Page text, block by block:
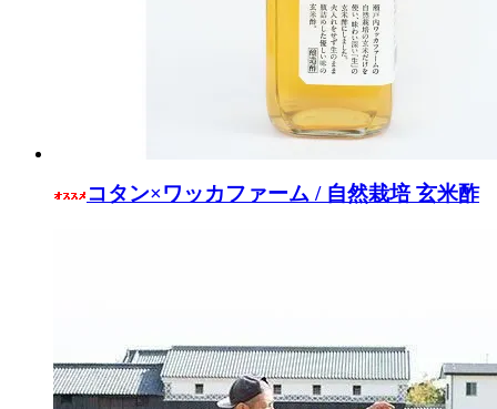
コタン×ワッカファーム / 自然栽培 玄米酢